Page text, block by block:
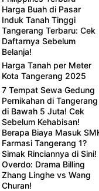
Harga Buah di Pasar
Induk Tanah Tinggi
Tangerang Terbaru: Cek
Daftarnya Sebelum
Belanja!
Harga Tanah per Meter
Kota Tangerang 2025
7 Tempat Sewa Gedung
Pernikahan di Tangerang
di Bawah 5 Juta! Cek
Sebelum Kehabisan!
Berapa Biaya Masuk
Farmasi Tangerang 1?
Simak Rinciannya di Sini!
Overdo: Drama Billing
Zhang Linghe vs Wang
Churan!